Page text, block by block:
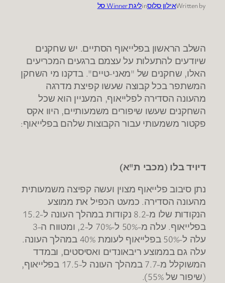
Written byאילון סלוסinליגת Winner סל
השלב הראשון בפלייאוף הסתיים. יש שחקנים
שיודעים להתעלות על עצמם ברגעים המכריעים
האלו, שחקנים של "מאני-טיים". בדקנו מי השחקן
המשתפר בכל קבוצה שעשו קפיצת מדרגה
מהעונה הסדירה לפלייאוף, המעניין הוא שכל
השחקנים שעשו שיפורים משמעותיים, היוו אקס
פקטור משמעותי עבור הקבוצות שלהם בפלייאוף:
דיויד בלו (מכבי ת"א)
נתן סיבוב פלייאוף מצוין ועשה קפיצה משמעותית
מהעונה הסדירה. כמעט הכפיל את ממוצע
הנקודות שלו מ-8.2 נקודות במהלך העונה ל-15.2
בפלייאוף. עלה מ-50% ל-70% ל-2, ומטווח ה-3
עלה ל-50% בפלייאוף לעומת 40% במהלך העונה.
עלה גם בממוצע ריבאונדים ואסיסטים, ובמדד
המשוקלל מ-7.7 במהלך העונה ל-17.5 בפלייאוף,
(שיפור של 55%).